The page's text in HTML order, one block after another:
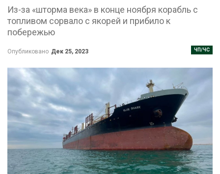
Из-за «шторма века» в конце ноября корабль с
топливом сорвало с якорей и прибило к
побережью
ЧП/ЧС
Опубликовано Дек 25, 2023